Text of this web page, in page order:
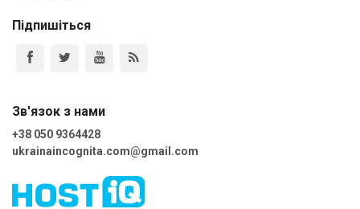
Підпишіться
Зв'язок з нами
+38 050 9364428
ukrainaincognita.com@gmail.com